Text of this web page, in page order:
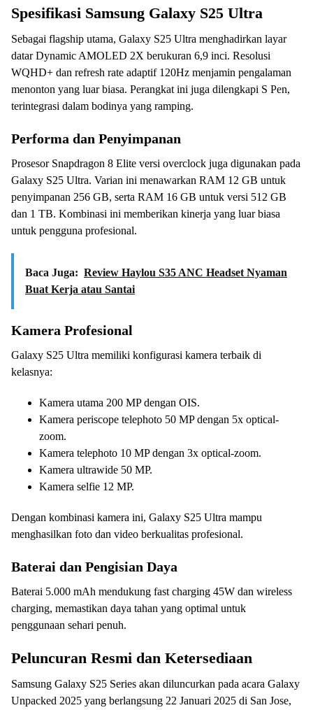
Spesifikasi Samsung Galaxy S25 Ultra
Sebagai flagship utama, Galaxy S25 Ultra menghadirkan layar
datar Dynamic AMOLED 2X berukuran 6,9 inci. Resolusi
WQHD+ dan refresh rate adaptif 120Hz menjamin pengalaman
menonton yang luar biasa. Perangkat ini juga dilengkapi S Pen,
terintegrasi dalam bodinya yang ramping.
Performa dan Penyimpanan
Prosesor Snapdragon 8 Elite versi overclock juga digunakan pada
Galaxy S25 Ultra. Varian ini menawarkan RAM 12 GB untuk
penyimpanan 256 GB, serta RAM 16 GB untuk versi 512 GB
dan 1 TB. Kombinasi ini memberikan kinerja yang luar biasa
untuk pengguna profesional.
Baca Juga: Review Haylou S35 ANC Headset Nyaman
Buat Kerja atau Santai
Kamera Profesional
Galaxy S25 Ultra memiliki konfigurasi kamera terbaik di
kelasnya:
Kamera utama 200 MP dengan OIS.
Kamera periscope telephoto 50 MP dengan 5x optical-
zoom.
Kamera telephoto 10 MP dengan 3x optical-zoom.
Kamera ultrawide 50 MP.
Kamera selfie 12 MP.
Dengan kombinasi kamera ini, Galaxy S25 Ultra mampu
menghasilkan foto dan video berkualitas profesional.
Baterai dan Pengisian Daya
Baterai 5.000 mAh mendukung fast charging 45W dan wireless
charging, memastikan daya tahan yang optimal untuk
penggunaan sehari penuh.
Peluncuran Resmi dan Ketersediaan
Samsung Galaxy S25 Series akan diluncurkan pada acara Galaxy
Unpacked 2025 yang berlangsung 22 Januari 2025 di San Jose,